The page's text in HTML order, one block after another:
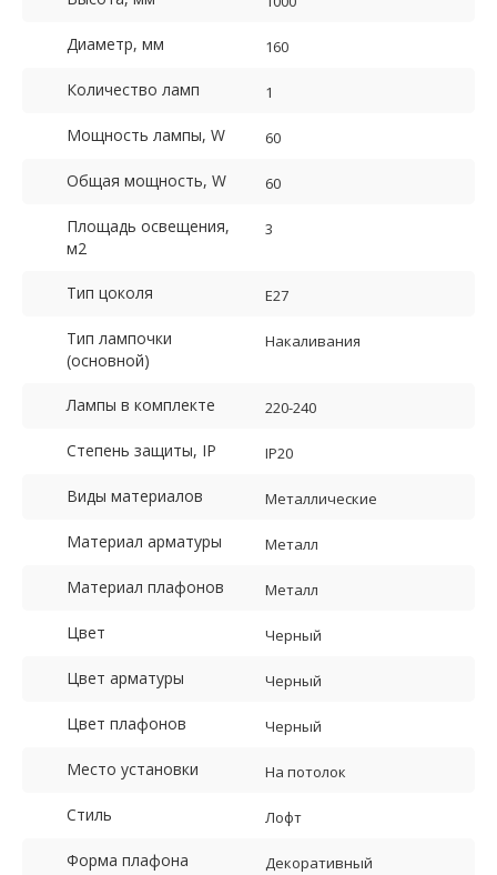
Диаметр, мм 160
Количество ламп 1
Мощность лампы, W 60
Общая мощность, W 60
Площадь освещения,
м2
3
Тип цоколя E27
Тип лампочки
(основной)
Накаливания
Лампы в комплекте 220-240
Степень защиты, IP IP20
Виды материалов Металлические
Материал арматуры Металл
Материал плафонов Металл
Цвет Черный
Цвет арматуры Черный
Цвет плафонов Черный
Место установки На потолок
Стиль Лофт
Форма плафона Декоративный